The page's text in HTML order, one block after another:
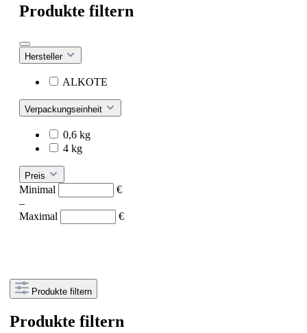
Produkte filtern
Hersteller
ALKOTE
Verpackungseinheit
0,6 kg
4 kg
Preis
Minimal
€
–
Maximal
€
Produkte filtern
Produkte filtern